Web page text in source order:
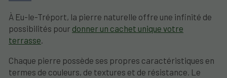
À Eu-le-Tréport, la pierre naturelle offre une infinité de
possibilités pour donner un cachet unique votre
terrasse.
Chaque pierre possède ses propres caractéristiques en
termes de couleurs, de textures et de résistance. Le